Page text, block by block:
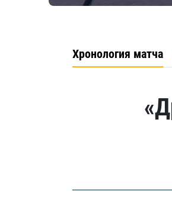
Хронология матча